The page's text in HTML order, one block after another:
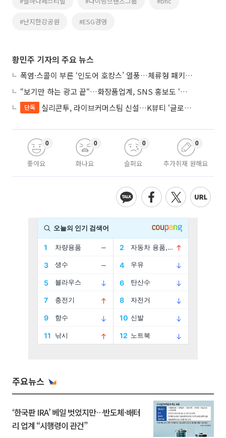
#난지한강공원 #ESG경영
황민주 기자의 주요 뉴스
폭염·스콜이 부른 ‘인도어 호캉스’ 열풍…체류형 패키지 뜬다
“보기만 하는 광고 끝“…화장품업계, SNS 홍보도 ‘참여형 콘텐츠’로 변모
단독 실리콘투, 라이브커머스팀 신설…K뷰티 ‘글로벌 판매망’ 확대
좋아요
0
화나요
0
슬퍼요
0
추가취재 원해요
0
주요뉴스
‘한국판 IRA’ 베일 벗었지만…반도체·배터
리 업계 “시행령이 관건”